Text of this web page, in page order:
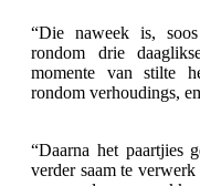
“Die naweek is,
rondom drie
momente van stilte
rondom verhoudings,
“Daarna het paartjies
verder saam te